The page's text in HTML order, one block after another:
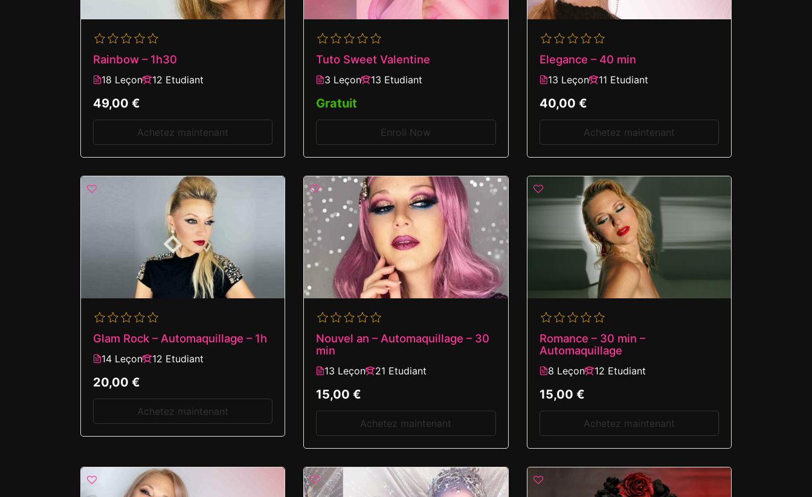
Rainbow – 1h30
18 Leçon 12 Etudiant
49,00 €
Achetez maintenant
Tuto Sweet Valentine
3 Leçon 13 Etudiant
Gratuit
Enroll Now
Elegance – 40 min
13 Leçon 11 Etudiant
40,00 €
Achetez maintenant
Glam Rock – Automaquillage – 1h
14 Leçon 12 Etudiant
20,00 €
Achetez maintenant
Nouvel an – Automaquillage – 30
min
13 Leçon 21 Etudiant
15,00 €
Achetez maintenant
Romance – 30 min –
Automaquillage
8 Leçon 12 Etudiant
15,00 €
Achetez maintenant